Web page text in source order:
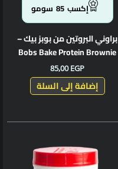
إكسب 85 سومو
براوني البروتين من بوبز بيك –
Bobs Bake Protein Brownie
85,00EGP
إضافة إلى السلة